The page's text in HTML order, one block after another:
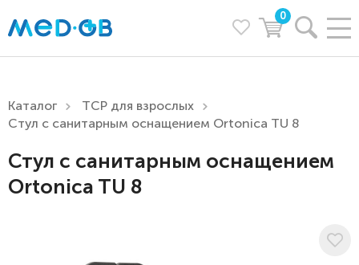
0
Каталог
ТСР для взрослых
Стул с санитарным оснащением Ortonica TU 8
Стул с санитарным оснащением
Ortonica TU 8